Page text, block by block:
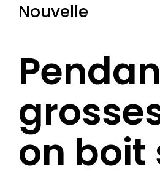
Nouvelle
on boit